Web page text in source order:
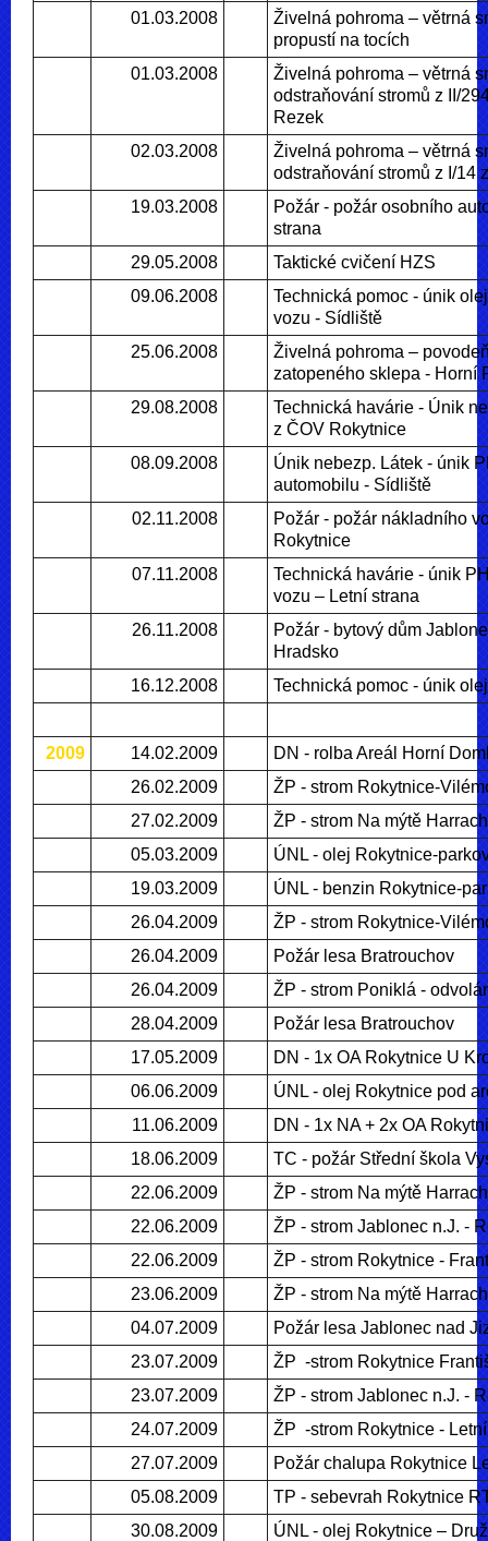
01.03.2008
Živelná pohroma – větrná
propustí na tocích
01.03.2008
Živelná pohroma – větrná
odstraňování stromů z II/
Rezek
02.03.2008
Živelná pohroma – větrná
odstraňování stromů z I/14
19.03.2008
Požár - požár osobního
strana
29.05.2008
Taktické cvičení HZS
09.06.2008
Technická pomoc - únik
vozu - Sídliště
25.06.2008
Živelná pohroma –
zatopeného sklepa - Horní
29.08.2008
Technická havárie - Únik
z ČOV Rokytnice
08.09.2008
Únik nebezp. Látek - únik
automobilu - Sídliště
02.11.2008
Požár - požár nákladního
Rokytnice
07.11.2008
Technická havárie - únik
vozu – Letní strana
26.11.2008
Požár - bytový dům
Hradsko
16.12.2008
Technická pomoc - únik
2009 14.02.2009
DN - rolba Areál Horní
26.02.2009
ŽP - strom Rokytnice-
27.02.2009
ŽP - strom Na mýtě
05.03.2009
ÚNL - olej Rokytnice-
19.03.2009
ÚNL - benzin Rokytnice-
26.04.2009
ŽP - strom Rokytnice-
26.04.2009
Požár lesa Bratrouchov
26.04.2009
ŽP - strom Poniklá -
28.04.2009
Požár lesa Bratrouchov
17.05.2009
DN - 1x OA Rokytnice U
06.06.2009
ÚNL - olej Rokytnice pod
11.06.2009
DN - 1x NA + 2x OA
18.06.2009
TC - požár Střední škola
22.06.2009
ŽP - strom Na mýtě
22.06.2009
ŽP - strom Jablonec n.J. -
22.06.2009
ŽP - strom Rokytnice -
23.06.2009
ŽP - strom Na mýtě
04.07.2009
Požár lesa Jablonec nad
23.07.2009
ŽP -strom Rokytnice
23.07.2009
ŽP - strom Jablonec n.J. -
24.07.2009
ŽP -strom Rokytnice -
27.07.2009
Požár chalupa Rokytnice
05.08.2009
TP - sebevrah Rokytnice
30.08.2009
ÚNL - olej Rokytnice –